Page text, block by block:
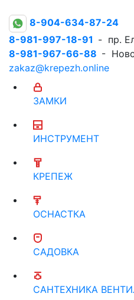
8-904-634-87-24
8-981-997-18-91 - пр.
8-981-967-66-88 -
zakaz@krepezh.online
ЗАМКИ
ИНСТРУМЕНТ
КРЕПЕЖ
ОСНАСТКА
САДОВКА
САНТЕХНИКА